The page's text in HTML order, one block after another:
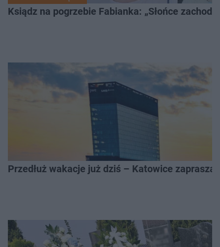
Ksiądz na pogrzebie Fabianka: „Słońce
Przedłuż wakacje już dziś – Katowice